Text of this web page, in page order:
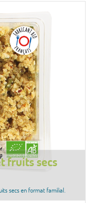
fruits secs
secs en format familial.